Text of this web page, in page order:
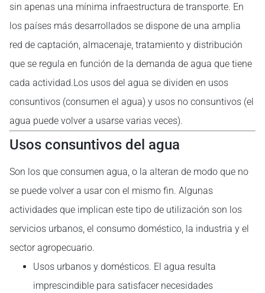
sin apenas una mínima infraestructura de transporte. En
los países más desarrollados se dispone de una amplia
red de captación, almacenaje, tratamiento y distribución
que se regula en función de la demanda de agua que tiene
cada actividad.Los usos del agua se dividen en usos
consuntivos (consumen el agua) y usos no consuntivos (el
agua puede volver a usarse varias veces).
Usos consuntivos del agua
Son los que consumen agua, o la alteran de modo que no
se puede volver a usar con el mismo fin. Algunas
actividades que implican este tipo de utilización son los
servicios urbanos, el consumo doméstico, la industria y el
sector agropecuario.
Usos urbanos y domésticos. El agua resulta
imprescindible para satisfacer necesidades